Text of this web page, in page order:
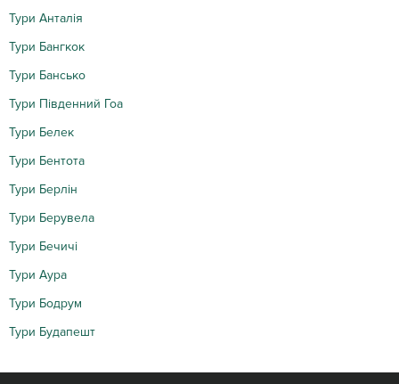
Тури Анталія
Тури Бангкок
Тури Бансько
Тури Південний Гоа
Тури Белек
Тури Бентота
Тури Берлін
Тури Берувела
Тури Бечичі
Тури Аура
Тури Бодрум
Тури Будапешт